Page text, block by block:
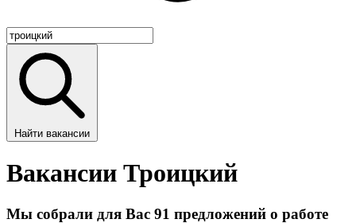
Найти вакансии
Вакансии Троицкий
Мы собрали для Вас 91 предложений о работе